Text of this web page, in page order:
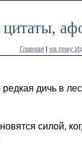
Главная | на тему
дичь в
силой,